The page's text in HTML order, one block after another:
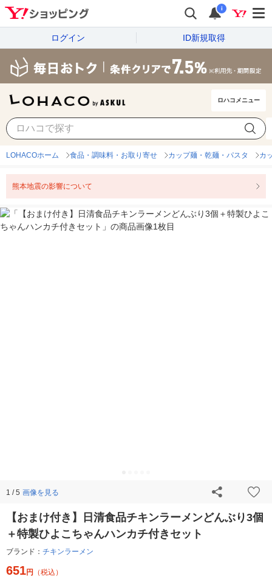
i
ログイン ID新規取得
ロハコメニュー
LOHACOホーム 食品・調味料・お取り寄せ カップ麺・乾麺・パスタ カ
熊本地震の影響について
1 / 5 画像を見る
【おまけ付き】日清食品チキンラーメンどんぶり3個
＋特製ひよこちゃんハンカチ付きセット
ブランド： チキンラーメン
651円 （税込）